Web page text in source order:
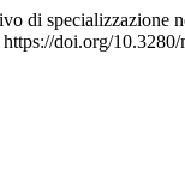
di specializzazione
doi.org/